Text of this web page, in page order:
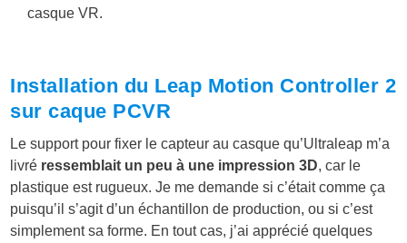
casque VR.
Installation du Leap Motion Controller 2
sur caque PCVR
Le support pour fixer le capteur au casque qu’Ultraleap m’a
livré ressemblait un peu à une impression 3D, car le
plastique est rugueux. Je me demande si c’était comme ça
puisqu’il s’agit d’un échantillon de production, ou si c’est
simplement sa forme. En tout cas, j’ai apprécié quelques